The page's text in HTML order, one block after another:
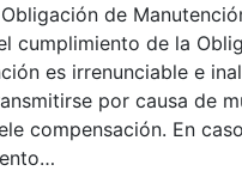
de
cumplimiento de la
es irrenunciable e
por causa de
compensación. En